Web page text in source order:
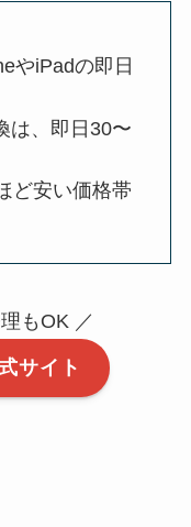
やiPadの即日
は、即日30〜
ど安い価格帯
もOK ／
サイト